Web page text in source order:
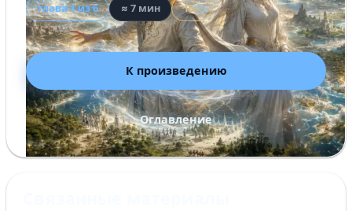
глава 1 из 6 ≈ 7 мин 16+
К произведению
Оглавление